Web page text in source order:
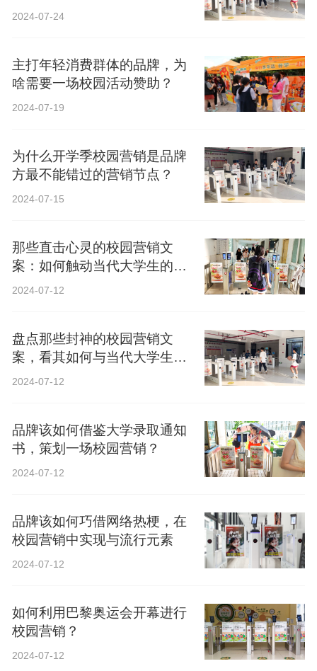
2024-07-24
主打年轻消费群体的品牌，为
啥需要一场校园活动赞助？
2024-07-19
为什么开学季校园营销是品牌
方最不能错过的营销节点？
2024-07-15
那些直击心灵的校园营销文
案：如何触动当代大学生的心
弦？
2024-07-12
盘点那些封神的校园营销文
案，看其如何与当代大学生精
神共鸣？
2024-07-12
品牌该如何借鉴大学录取通知
书，策划一场校园营销？
2024-07-12
品牌该如何巧借网络热梗，在
校园营销中实现与流行元素
2024-07-12
如何利用巴黎奥运会开幕进行
校园营销？
2024-07-12